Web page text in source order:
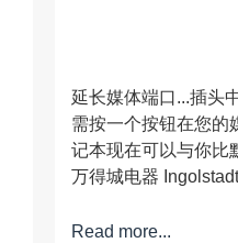
延长媒体端口...插头
需按一个按钮在您的
记本现在可以与你
万得城电器 Ingolstadt
Read more...